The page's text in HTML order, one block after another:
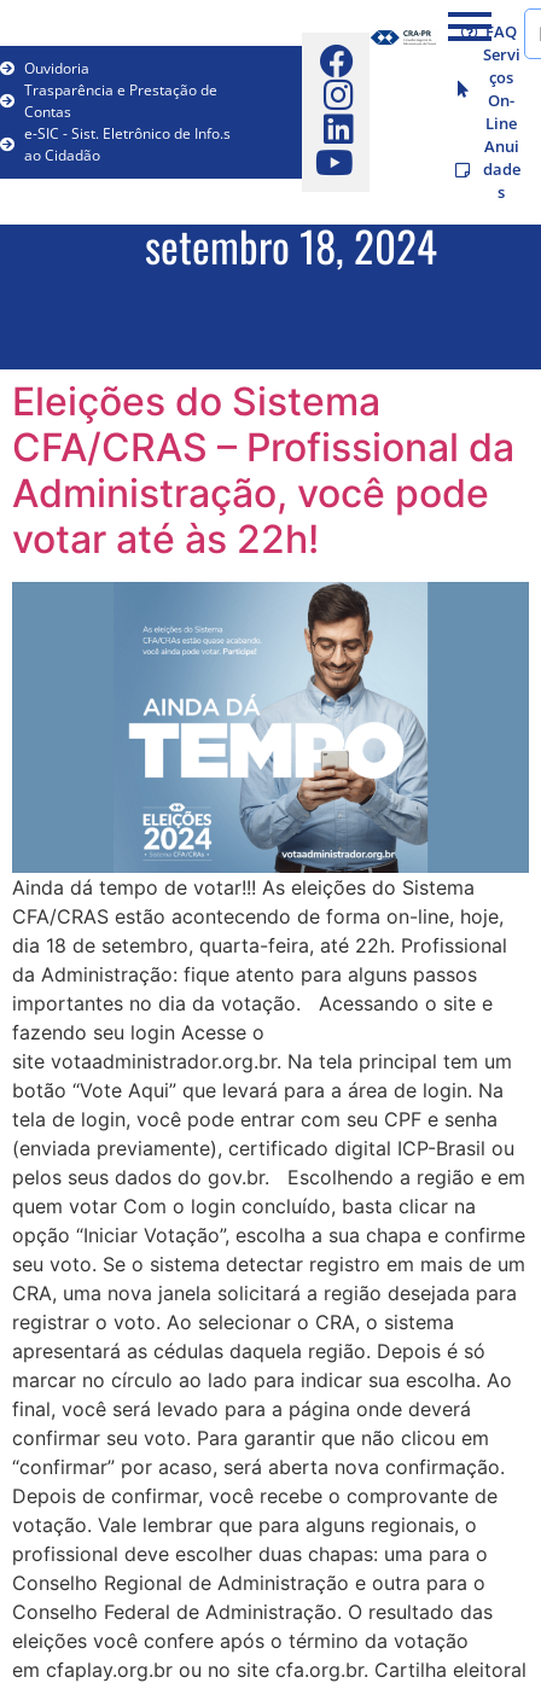
Ouvidoria
Trasparência e Prestação de
Contas
e-SIC - Sist. Eletrônico de Info.s
ao Cidadão
FAQ
Servi
ços
On-
Line
Anui
dade
s
setembro 18, 2024
Eleições do Sistema
CFA/CRAS – Profissional da
Administração, você pode
votar até às 22h!
Ainda dá tempo de votar!!! As eleições do Sistema
CFA/CRAS estão acontecendo de forma on-line, hoje,
dia 18 de setembro, quarta-feira, até 22h. Profissional
da Administração: fique atento para alguns passos
importantes no dia da votação. Acessando o site e
fazendo seu login Acesse o
site votaadministrador.org.br. Na tela principal tem um
botão “Vote Aqui” que levará para a área de login. Na
tela de login, você pode entrar com seu CPF e senha
(enviada previamente), certificado digital ICP-Brasil ou
pelos seus dados do gov.br. Escolhendo a região e em
quem votar Com o login concluído, basta clicar na
opção “Iniciar Votação”, escolha a sua chapa e confirme
seu voto. Se o sistema detectar registro em mais de um
CRA, uma nova janela solicitará a região desejada para
registrar o voto. Ao selecionar o CRA, o sistema
apresentará as cédulas daquela região. Depois é só
marcar no círculo ao lado para indicar sua escolha. Ao
final, você será levado para a página onde deverá
confirmar seu voto. Para garantir que não clicou em
“confirmar” por acaso, será aberta nova confirmação.
Depois de confirmar, você recebe o comprovante de
votação. Vale lembrar que para alguns regionais, o
profissional deve escolher duas chapas: uma para o
Conselho Regional de Administração e outra para o
Conselho Federal de Administração. O resultado das
eleições você confere após o término da votação
em cfaplay.org.br ou no site cfa.org.br. Cartilha eleitoral